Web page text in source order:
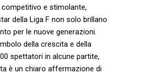
e‍ stimolante,
della Liga F non ⁣solo brillano
per le nuove‌ generazioni.‍
della crescita ⁢e della‌
spettatori in alcune partite,
è un chiaro affermazione di